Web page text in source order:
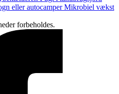
eller autocamperMikrobiel vækst
forbeholdes.